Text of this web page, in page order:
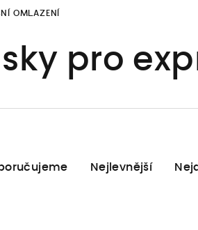
OMLAZENÍ
pro
Nejlevnější